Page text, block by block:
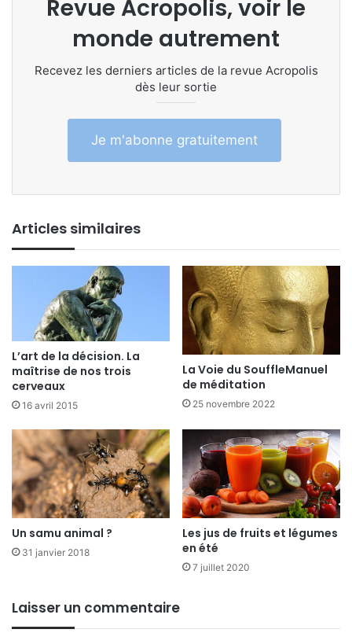
Revue Acropolis, voir le
monde autrement
Recevez les derniers articles de la revue Acropolis
dès leur sortie
Je m'abonne gratuitement
Articles similaires
L’art de la décision. La
maîtrise de nos trois
cerveaux
16 avril 2015
La Voie du SouffleManuel
de méditation
25 novembre 2022
Un samu animal ?
31 janvier 2018
Les jus de fruits et légumes
en été
7 juillet 2020
Laisser un commentaire